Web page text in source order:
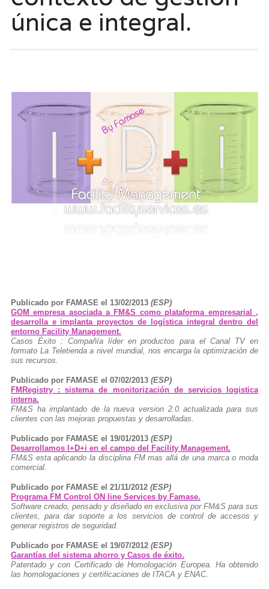
única e integral.
Publicado por FAMASE el 13/02/2013 (ESP)
GOM empresa asociada a FM&S como plataforma empresarial ,
desarrolla e implanta proyectos de logística integral dentro del
entorno Facility Management.
Casos Éxito : Compañía líder en productos para el Canal TV en
formato La Teletienda a nivel mundial, nos encarga la optimización de
sus recursos.
Publicado por FAMASE el 07/02/2013 (ESP)
FMRegistry : sistema de monitorización de servicios logistica
interna.
FM&S ha implantado de la nueva version 2.0 actualizada para sus
clientes con las mejoras propuestas y desarrolladas.
Publicado por FAMASE el 19/01/2013 (ESP)
Desarrollamos I+D+i en el campo del Facility Management.
FM&S esta aplicando la disciplina FM mas allá de una marca o moda
comercial.
Publicado por FAMASE el 21/11/2012 (ESP)
Programa FM Control ON line Services by Famase.
Software creado, pensado y diseñado en exclusiva por FM&S para sus
clientes, para dar soporte a los servicios de control de accesos y
generar registros de seguridad.
Publicado por FAMASE el 19/07/2012 (ESP)
Garantías del sistema ahorro y Casos de éxito.
Patentado y con Certificado de Homologación Europea. Ha obtenido
las homologaciones y certificaciones de ITACA y ENAC.